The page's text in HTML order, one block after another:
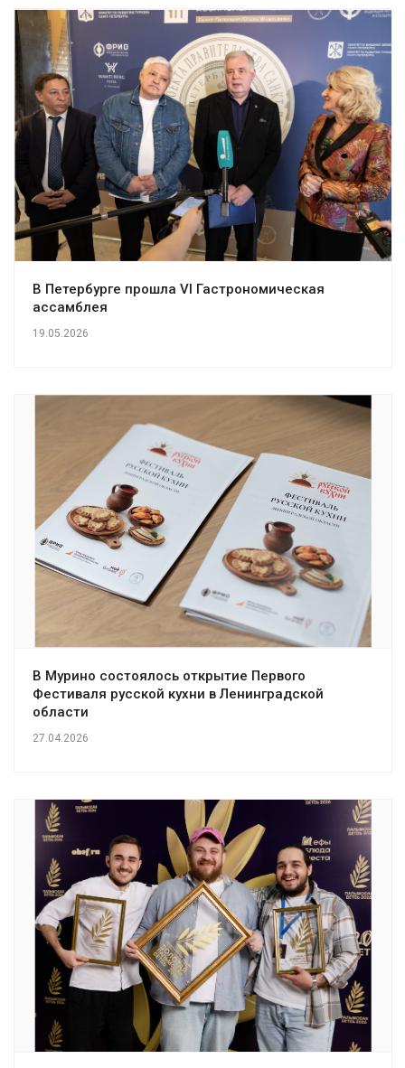
В Петербурге прошла VI Гастрономическая
ассамблея
19.05.2026
В Мурино состоялось открытие Первого
Фестиваля русской кухни в Ленинградской
области
27.04.2026